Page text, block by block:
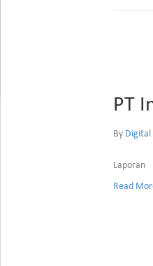
PT
By Digital
Laporan
Read